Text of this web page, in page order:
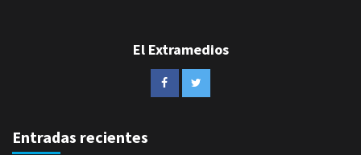
El Extramedios
Entradas recientes